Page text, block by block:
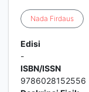
Nada Firdaus
Edisi
-
ISBN/ISSN
9786028152556